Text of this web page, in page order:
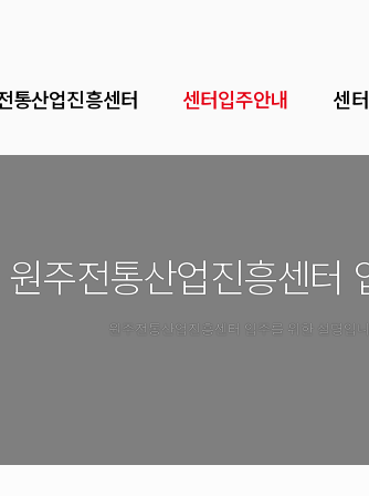
통산업진흥센터 센터입주안내 센
원주전통산업진흥센터
원주전통산업진흥센터 입주를 위한 설명입